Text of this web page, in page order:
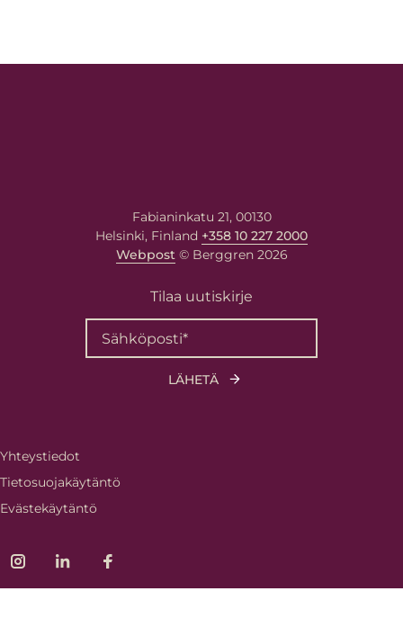
Fabianinkatu 21, 00130
Helsinki, Finland +358 10 227 2000
Webpost© Berggren 2026
Tilaa uutiskirje
Yhteystiedot
Tietosuojakäytäntö
Evästekäytäntö